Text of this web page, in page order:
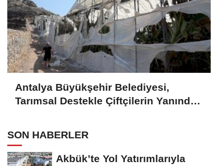
Antalya Büyükşehir Belediyesi,
Tarımsal Destekle Çiftçilerin Yanında:
SON HABERLER
Akbük’te Yol Yatırımlarıyla